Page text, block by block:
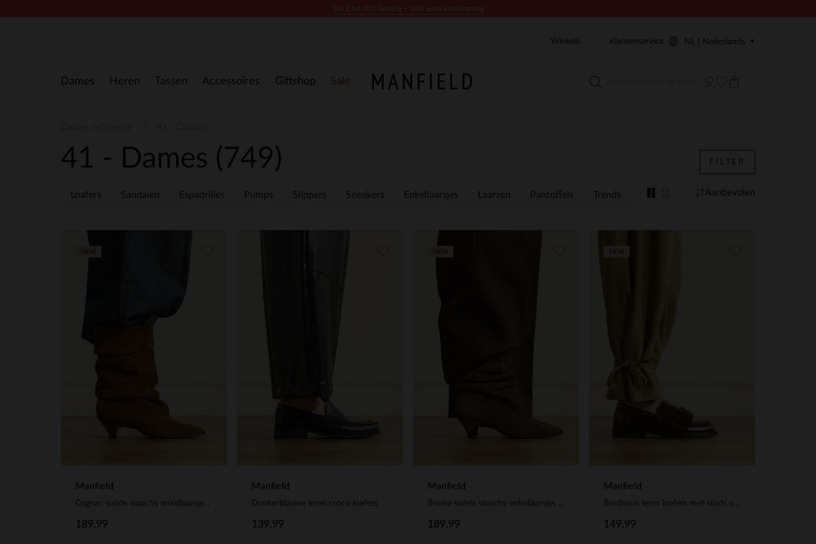
Dames Heren Tassen Accessoires Giftshop Sale
Winkels Klantenservice NL | Nederlands
41 - Dames (749)
Loafers Sandalen Espadrilles Pumps Slippers Sneakers Enkellaarsjes Laarzen Pantoffels Trends
FILTER
Aanbevolen
Manfield
189.99
Manfield
Donkerblauwe leren croco loafers
139.99
Manfield
189.99
Manfield
149.99